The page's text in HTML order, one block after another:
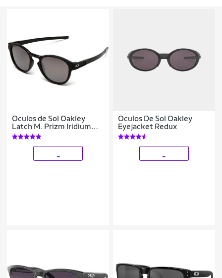
Óculos de Sol Oakley
Latch M. Prizm Iridium
Masculino
Óculos De Sol Oakley
Eyejacket Redux